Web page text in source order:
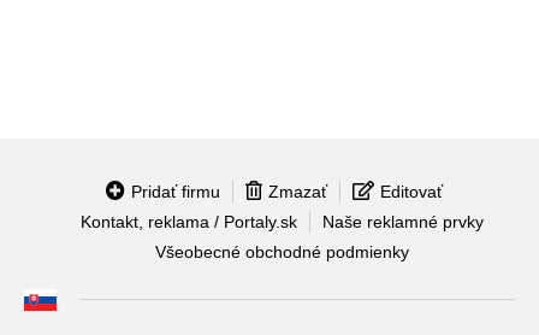
Pridať firmu Zmazať
Editovať
Kontakt, reklama / Portaly.sk
Naše reklamné prvky
Všeobecné obchodné podmienky